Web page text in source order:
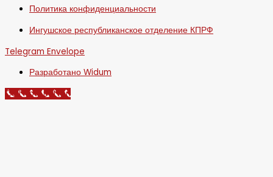
Политика конфиденциальности
Ингушское республиканское отделение КПРФ
Telegram Envelope
Разработано Widum
Call Now Button